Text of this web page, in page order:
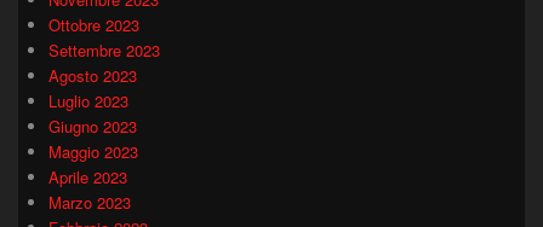
Ottobre 2023
Settembre 2023
Agosto 2023
Luglio 2023
Giugno 2023
Maggio 2023
Aprile 2023
Marzo 2023